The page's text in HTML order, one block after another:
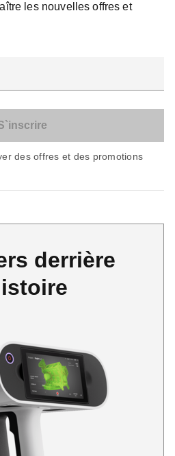
les nouvelles offres et
des offres et des promotions
derrière